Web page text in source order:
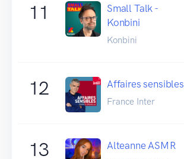
11
Small Talk -
Konbini
Konbini
12 Affaires sensibles
France Inter
13 Alteanne ASMR